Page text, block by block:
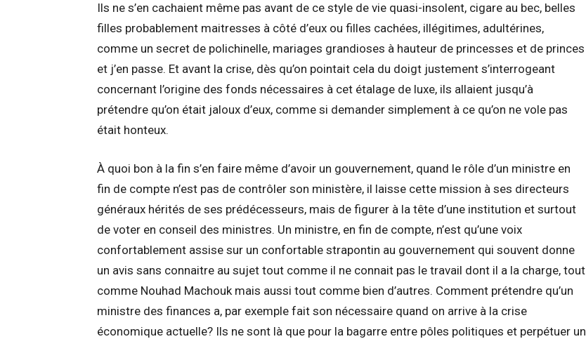
Ils ne s’en cachaient même pas avant de ce style de vie quasi-insolent, cigare au bec, belles
filles probablement maitresses à côté d’eux ou filles cachées, illégitimes, adultérines,
comme un secret de polichinelle, mariages grandioses à hauteur de princesses et de princes
et j’en passe. Et avant la crise, dès qu’on pointait cela du doigt justement s’interrogeant
concernant l’origine des fonds nécessaires à cet étalage de luxe, ils allaient jusqu’à
prétendre qu’on était jaloux d’eux, comme si demander simplement à ce qu’on ne vole pas
était honteux.
À quoi bon à la fin s’en faire même d’avoir un gouvernement, quand le rôle d’un ministre en
fin de compte n’est pas de contrôler son ministère, il laisse cette mission à ses directeurs
généraux hérités de ses prédécesseurs, mais de figurer à la tête d’une institution et surtout
de voter en conseil des ministres. Un ministre, en fin de compte, n’est qu’une voix
confortablement assise sur un confortable strapontin au gouvernement qui souvent donne
un avis sans connaitre au sujet tout comme il ne connait pas le travail dont il a la charge, tout
comme Nouhad Machouk mais aussi tout comme bien d’autres. Comment prétendre qu’un
ministre des finances a, par exemple fait son nécessaire quand on arrive à la crise
économique actuelle? Ils ne sont là que pour la bagarre entre pôles politiques et perpétuer un